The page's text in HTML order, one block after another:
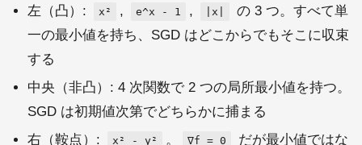
左（凸）: x² , e^x - 1 , |x|
の 3 つ。すべて単
一の最小値を持ち、SGD はどこからでもそこに収束
する
中央（非凸）: 4 次関数で 2 つの局所最小値を持つ。
SGD は初期値次第でどちらかに捕まる
右（鞍点）:
x² - y² 。 ∇f = 0 だが最小値ではな